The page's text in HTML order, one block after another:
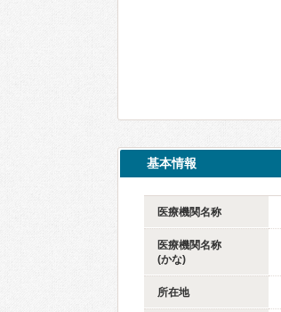
基本情報
医療機関名称
医療機関名称
(かな)
所在地